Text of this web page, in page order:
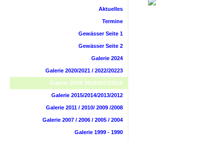
Aktuelles
Termine
Gewässer Seite 1
Gewässer Seite 2
Galerie 2024
Galerie 2020/2021 / 2022/20223
Galerie 2019/ 2018/2017/2016
Galerie 2015/2014/2013/2012
Galerie 2011 / 2010/ 2009 /2008
Galerie 2007 / 2006 / 2005 / 2004
Galerie 1999 - 1990